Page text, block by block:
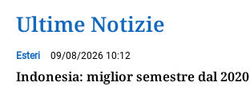
Ultime Notizie
Esteri 09/08/2026 10:12
Indonesia: miglior semestre dal 2020